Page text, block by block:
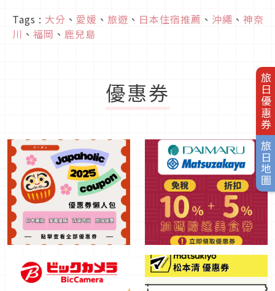
旅日優惠券
旅日地圖
Tags : 大分 、 愛媛 、 旅遊 、 日本住宿推薦 、 沖繩 、 神奈
川 、 福岡 、 鹿兒島
優惠券